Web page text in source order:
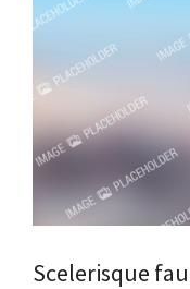
Scelerisque